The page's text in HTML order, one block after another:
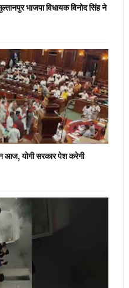
भाजपा विधायक विनोद सिंह ने
आज, योगी सरकार पेश करेगी